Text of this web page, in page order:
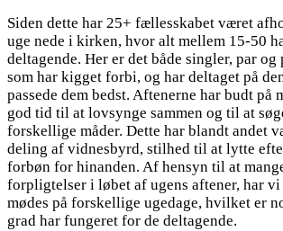
Siden dette har 25+ fællesskabet været
uge nede i kirken, hvor alt mellem 15-50
deltagende. Her er det både singler, par og
som har kigget forbi, og har deltaget på
passede dem bedst. Aftenerne har budt på
god tid til at lovsynge sammen og til at
forskellige måder. Dette har blandt andet
deling af vidnesbyrd, stilhed til at lytte
forbøn for hinanden. Af hensyn til at
forpligtelser i løbet af ugens aftener, har
mødes på forskellige ugedage, hvilket er
grad har fungeret for de deltagende.